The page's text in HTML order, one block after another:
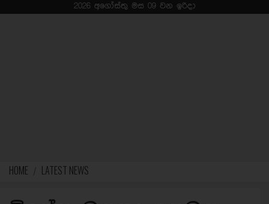
2026 අගෝස්තු මස 09 වන ඉරිදා
HOME LATEST NEWS